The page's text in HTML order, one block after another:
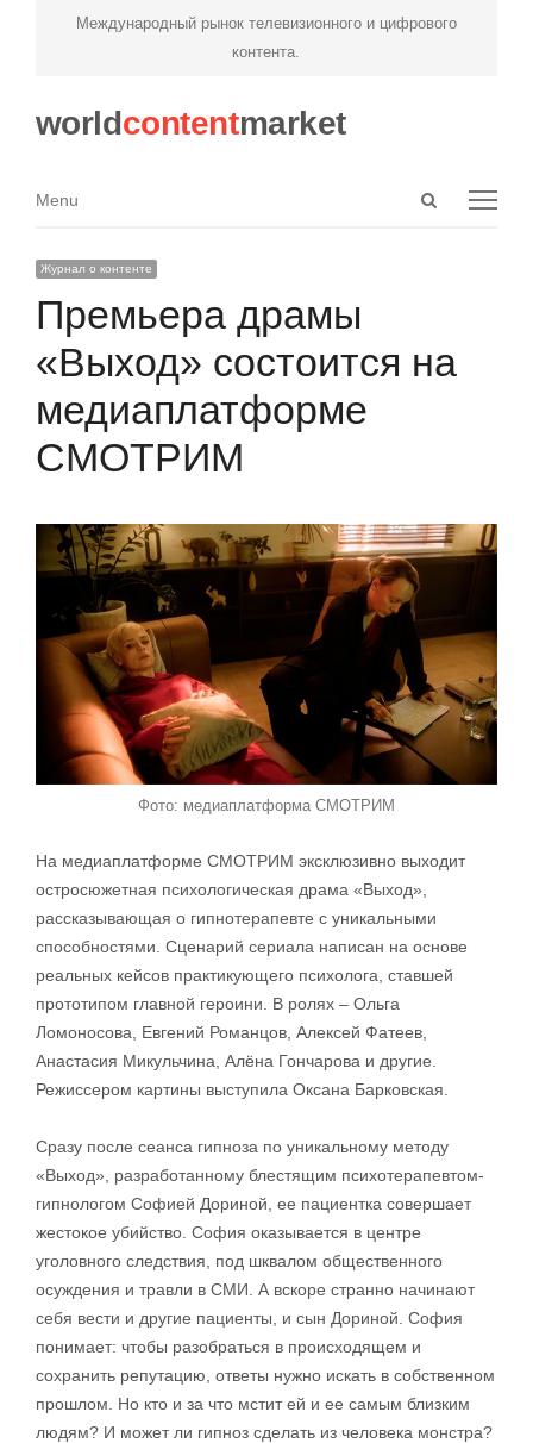
Международный рынок телевизионного и цифрового
контента.
worldcontentmarket
Open
Menu
Menu
Журнал о контенте
Премьера драмы
«Выход» состоится на
медиаплатформе
СМОТРИМ
Фото: медиаплатформа СМОТРИМ
На медиаплатформе СМОТРИМ эксклюзивно выходит
остросюжетная психологическая драма «Выход»,
рассказывающая о гипнотерапевте с уникальными
способностями. Сценарий сериала написан на основе
реальных кейсов практикующего психолога, ставшей
прототипом главной героини. В ролях – Ольга
Ломоносова, Евгений Романцов, Алексей Фатеев,
Анастасия Микульчина, Алёна Гончарова и другие.
Режиссером картины выступила Оксана Барковская.
Сразу после сеанса гипноза по уникальному методу
«Выход», разработанному блестящим психотерапевтом-
гипнологом Софией Дориной, ее пациентка совершает
жестокое убийство. София оказывается в центре
уголовного следствия, под шквалом общественного
осуждения и травли в СМИ. А вскоре странно начинают
себя вести и другие пациенты, и сын Дориной. София
понимает: чтобы разобраться в происходящем и
сохранить репутацию, ответы нужно искать в собственном
прошлом. Но кто и за что мстит ей и ее самым близким
людям? И может ли гипноз сделать из человека монстра?